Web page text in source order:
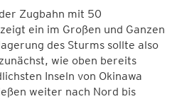
Zugbahn mit 50
ein im Großen und Ganzen
des Sturms sollte also
wie oben bereits
Inseln von Okinawa
weiter nach Nord bis